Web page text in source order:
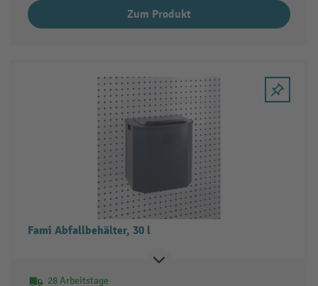
Zum Produkt
Fami Abfallbehälter, 30 l
28 Arbeitstage